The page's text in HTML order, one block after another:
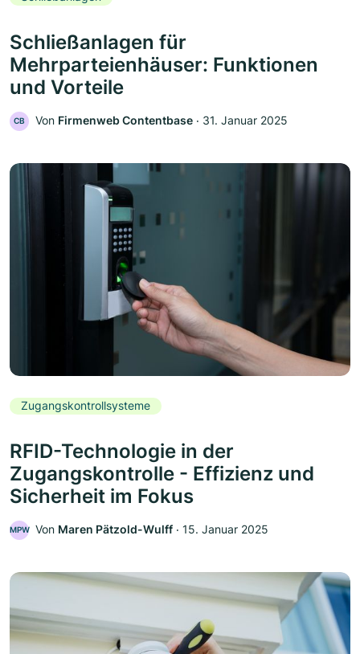
Schließanlagen für
Mehrparteienhäuser: Funktionen
und Vorteile
CB Von Firmenweb Contentbase ‧ 31. Januar 2025
Zugangskontrollsysteme
RFID-Technologie in der
Zugangskontrolle - Effizienz und
Sicherheit im Fokus
MPW Von Maren Pätzold-Wulff ‧ 15. Januar 2025